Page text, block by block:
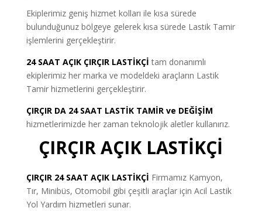
Ekiplerimiz geniş hizmet kolları ile kısa sürede
bulunduğunuz bölgeye gelerek kısa sürede Lastik Tamir
işlemlerini gerçekleştirir.
24 SAAT AÇIK ÇIRÇIR LASTİKÇİ tam donanımlı
ekiplerimiz her marka ve modeldeki araçların Lastik
Tamir hizmetlerini gerçekleştirir.
ÇIRÇIR DA 24 SAAT LASTİK TAMİR ve DEĞİŞİM
hizmetlerimizde her zaman teknolojik aletler kullanırız.
ÇIRÇIR AÇIK LASTİKÇİ
ÇIRÇIR 24 SAAT AÇIK LASTİKÇİ Firmamız Kamyon,
Tır, Minibüs, Otomobil gibi çeşitli araçlar için Acil Lastik
Yol Yardım hizmetleri sunar.